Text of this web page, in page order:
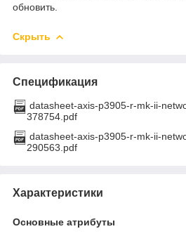
обновить.
Скрыть
Спецификация
datasheet-axis-p3905-r-mk-ii-
378754.pdf
datasheet-axis-p3905-r-mk-ii-
290563.pdf
Характеристики
Основные атрибуты